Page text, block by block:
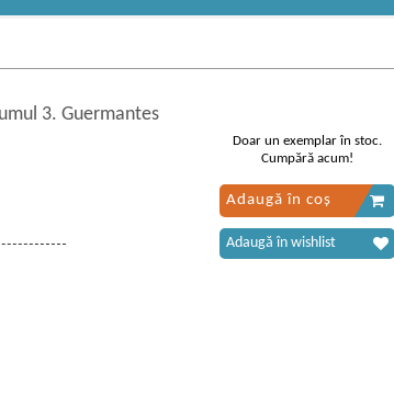
3. Guermantes
Doar un exemplar în stoc.
Cumpără acum!
Adaugă în coș
Adaugă în wishlist